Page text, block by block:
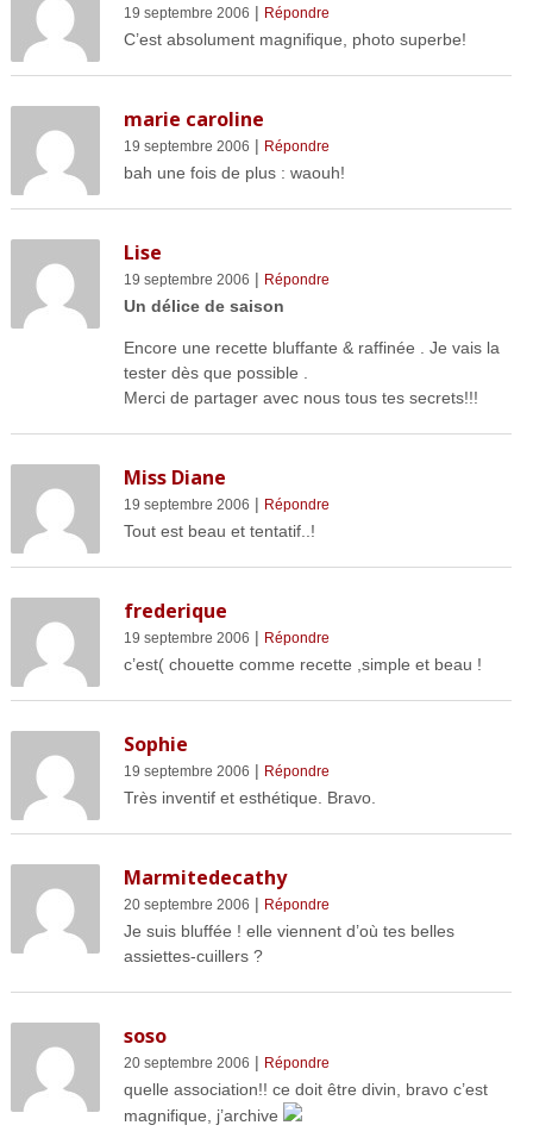
19 septembre 2006 | Répondre
C’est absolument magnifique, photo superbe!
marie caroline
19 septembre 2006 | Répondre
bah une fois de plus : waouh!
Lise
19 septembre 2006 | Répondre
Un délice de saison
Encore une recette bluffante & raffinée . Je vais la
tester dès que possible .
Merci de partager avec nous tous tes secrets!!!
Miss Diane
19 septembre 2006 | Répondre
Tout est beau et tentatif..!
frederique
19 septembre 2006 | Répondre
c’est( chouette comme recette ,simple et beau !
Sophie
19 septembre 2006 | Répondre
Très inventif et esthétique. Bravo.
Marmitedecathy
20 septembre 2006 | Répondre
Je suis bluffée ! elle viennent d’où tes belles
assiettes-cuillers ?
soso
20 septembre 2006 | Répondre
quelle association!! ce doit être divin, bravo c’est
magnifique, j’archive